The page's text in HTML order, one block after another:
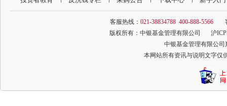
客服热线： 021-38834788 400-888-5566
版权所有：中银基金管理有限公司
沪
中银基金管理有限公
本网站所有资讯与说明文字仅